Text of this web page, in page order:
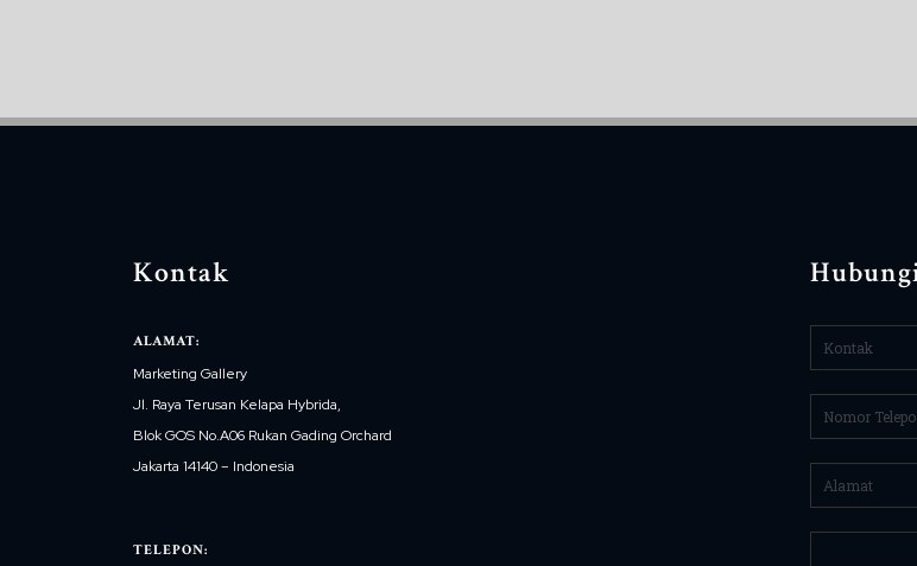
Kontak
ALAMAT:
Marketing Gallery
Jl. Raya Terusan Kelapa Hybrida,
Blok GOS No.A06 Rukan Gading Orchard
Jakarta 14140 – Indonesia
TELEPON: